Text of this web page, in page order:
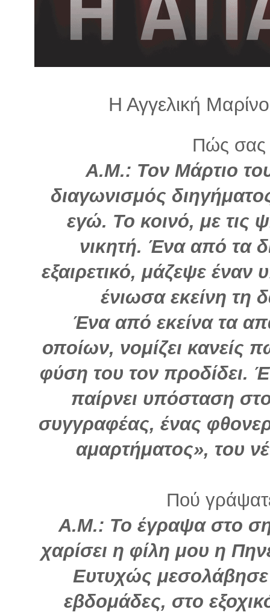
Η Αγγελική
Πώς σας
Α.Μ.: Τον Μάρτιο
διαγωνισμός
εγώ. Το κοινό, με τις
νικητή. Ένα από τα
εξαιρετικό, μάζεψε
ένιωσα εκείνη τη
Ένα από εκείνα τα
οποίων, νομίζει κανείς
φύση του τον προδίδει.
παίρνει υπόσταση
συγγραφέας, ένας
αμαρτήματος», του
Πού
Α.Μ.: Το έγραψα στο
χαρίσει η φίλη μου η
Ευτυχώς μεσολάβησε
εβδομάδες, στο